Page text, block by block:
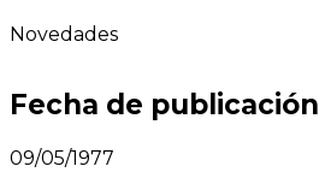
Novedades
Fecha de publicación
09/05/1977